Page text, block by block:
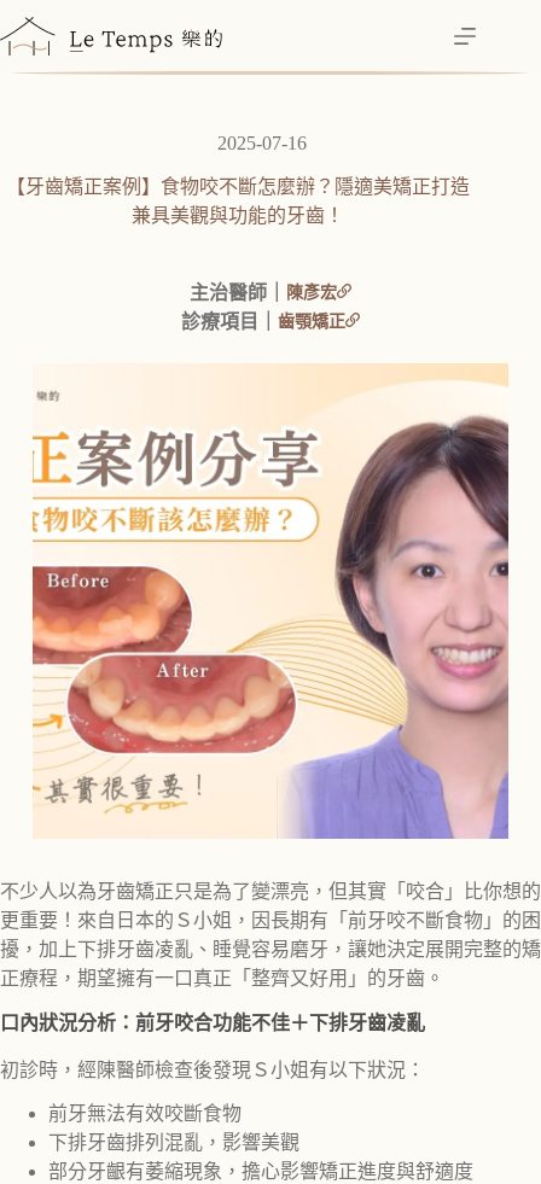
至
主
2025-07-16
【牙齒矯正案例】食物咬不斷怎麼辦？隱適美矯正打造
兼具美觀與功能的牙齒！
主治醫師｜ 陳彥宏
診療項目｜ 齒顎矯正
不少人以為牙齒矯正只是為了變漂亮，但其實「咬合」比你想的
更重要！來自日本的Ｓ小姐，因長期有「前牙咬不斷食物」的困
擾，加上下排牙齒凌亂、睡覺容易磨牙，讓她決定展開完整的矯
正療程，期望擁有一口真正「整齊又好用」的牙齒。
口內狀況分析：前牙咬合功能不佳＋下排牙齒凌亂
初診時，經陳醫師檢查後發現Ｓ小姐有以下狀況：
前牙無法有效咬斷食物
下排牙齒排列混亂，影響美觀
部分牙齦有萎縮現象，擔心影響矯正進度與舒適度